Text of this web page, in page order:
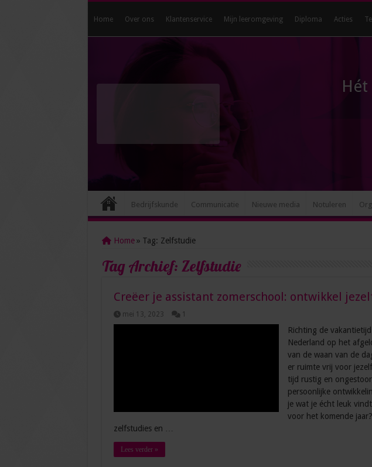
Home Over ons Klantenservice Mijn leeromgeving Diploma Acties
Bedrijfskunde Communicatie Nieuwe media Notuleren
Home » Tag: Zelfstudie
Tag Archief: Zelfstudie
Creëer je assistant zomerschool: ontwikkel
mei 13, 2023
Richting de
Nederland op het
van de waan van de
er ruimte vrij voor
tijd rustig en
persoonlijke
je wat je écht leuk
voor het komende
zelfstudies en …
Lees verder »